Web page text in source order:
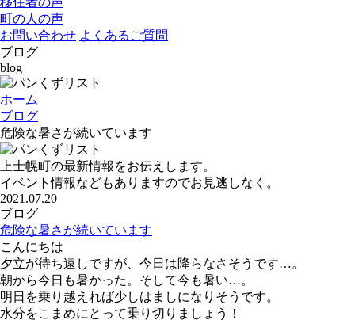
町の人の声
お問い合わせ よくあるご質問
ブログ
blog
ホーム
ブログ
危険な暑さが続いています
上士幌町の最新情報をお伝えします。
イベント情報などもありますのでお見逃しなく。
2021.07.20
ブログ
危険な暑さが続いています
こんにちは
夕立が待ち遠しですが、今日は降らなさそうです…。
朝から今日も暑かった。そして今も暑い…。
明日を乗り越えれば少しはましになりそうです。
水分をこまめにとって乗り切りましょう！